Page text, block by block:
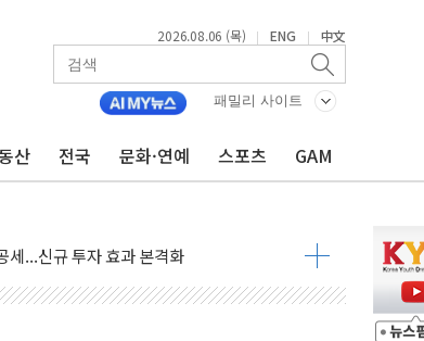
2026.08.06 (목) | ENG | 中文
패밀리 사이트
산 전국 문화·연예 스포츠 GAM
…실제 수요에 맞게 정책 정비"
中 미국 신장 제재에 '강경 맞 보복' 대미 드론 수출 통제· 기업 제재
5 공개
....1082농가 5759t
… 승무원 대피, 인명 피해 없어
룹, 스타트업 성장 지원